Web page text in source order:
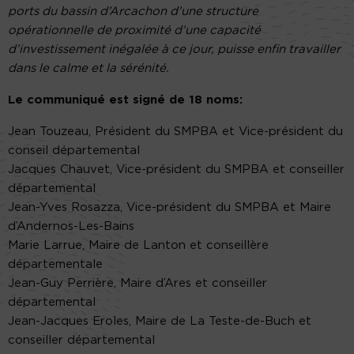
ports du bassin d’Arcachon d’une structure
opérationnelle de proximité d’une capacité
d’investissement inégalée à ce jour, puisse enfin travailler
dans le calme et la sérénité.
Le communiqué est signé de 18 noms:
Jean Touzeau, Président du SMPBA et Vice-président du
conseil départemental
Jacques Chauvet, Vice-président du SMPBA et conseiller
départemental
Jean-Yves Rosazza, Vice-président du SMPBA et Maire
d’Andernos-Les-Bains
Marie Larrue, Maire de Lanton et conseillère
départementale
Jean-Guy Perrière, Maire d’Ares et conseiller
départemental
Jean-Jacques Eroles, Maire de La Teste-de-Buch et
conseiller départemental